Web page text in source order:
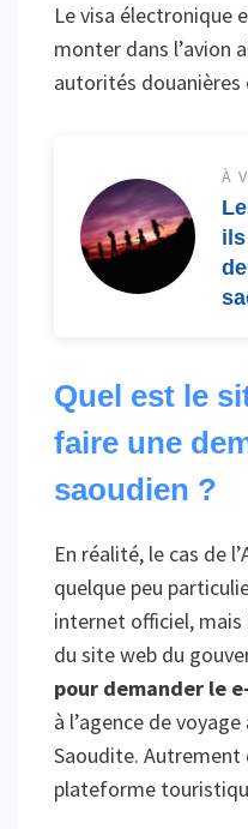
Le visa électronique
monter dans l’avion
autorités douanières
À
Quel est le
faire une
saoudien ?
En réalité, le cas de
quelque peu
internet officiel, mais
du site web du
pour demander le
à l’agence de
Saoudite. Autrement
plateforme